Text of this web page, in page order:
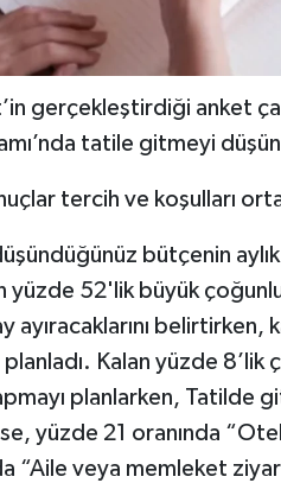
gerçekleştirdiği anket
tatile gitmeyi
tercih ve koşulları
bütçenin
yüzde 52'lik büyük
belirtirken,
Kalan yüzde
planlarken, Tatilde
yüzde 21 oranında
“Aile veya memleket